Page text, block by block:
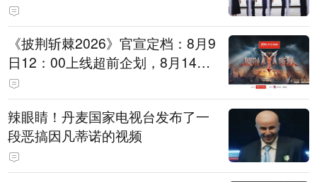
《披荆斩棘2026》官宣定档：8月9
日12：00上线超前企划，8月14日
初见面直播，8月15日、16日两天
进行初舞台直播
辣眼睛！丹麦国家电视台发布了一
段恶搞因凡蒂诺的视频